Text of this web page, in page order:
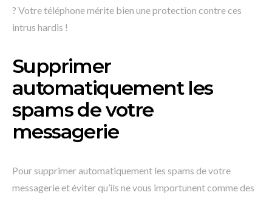
? Votre téléphone mérite bien une protection contre ces
intrus hardis !
Supprimer
automatiquement les
spams de votre
messagerie
Pour supprimer automatiquement les spams de votre
messagerie et éviter qu’ils ne vous importunent comme des